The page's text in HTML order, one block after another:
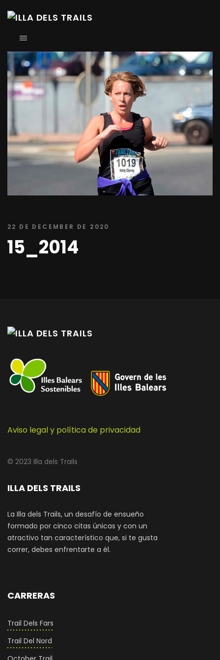
22 DE DECEMBER DE 2020
15_2014
Aviso legal y política de privacidad
© 2023 Illa dels Trails
ILLA DELS TRAILS
La Illa dels Trails, un desafío de ensueño
formado por cinco citas únicas y con un
atractivo tan característico que, si te gusta
correr, debes enfrentarte a él.
CARRERAS
Trail Dels Fars
Trail Del Nord